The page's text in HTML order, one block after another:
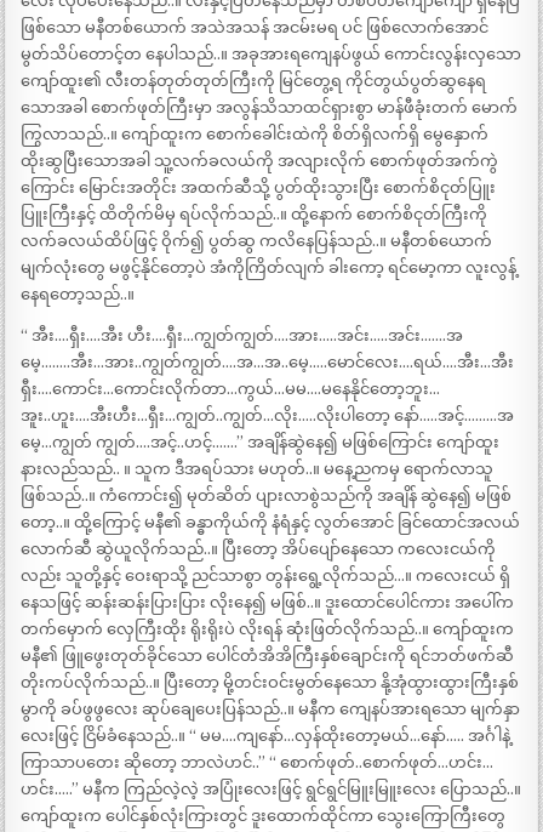
ဖြစ်သော မနီတစ်ယောက် အသဲအသန် အငမ်းမရ ပင် ဖြစ်လောက်အောင်
မွတ်သိပ်တောင့်တ နေပါသည်..။ အခုအားရကျေနပ်ဖွယ် ကောင်းလွန်းလှသော
ကျော်ထူး၏ လီးတန်တုတ်တုတ်ကြီးကို မြင်တွေ့ရ ကိုင်တွယ်ပွတ်ဆွနေရ
သောအခါ စောက်ဖုတ်ကြီးမှာ အလွန်သိသာထင်ရှားစွာ မာန်ဖီခုံးတက် မောက်
ကြွလာသည်..။ ကျော်ထူးက စောက်ခေါင်းထဲကို စိတ်ရှိလက်ရှိ မွေနှောက်
ထိုးဆွပြီးသောအခါ သူ့လက်ခလယ်ကို အလျားလိုက် စောက်ဖုတ်အက်ကွဲ
ကြောင်း မြောင်းအတိုင်း အထက်ဆီသို့ ပွတ်ထိုးသွားပြီး စောက်စိငုတ်ပြူး
ပြူးကြီးနှင့် ထိတိုက်မိမှ ရပ်လိုက်သည်..။ ထို့နောက် စောက်စိငုတ်ကြီးကို
လက်ခလယ်ထိပ်ဖြင့် ဝိုက်၍ ပွတ်ဆွ ကလိနေပြန်သည်..။ မနီတစ်ယောက်
မျက်လုံးတွေ မဖွင့်နိုင်တော့ပဲ အံကိုကြိတ်လျက် ခါးကော့ ရင်မော့ကာ လူးလွန့်
နေရတော့သည်..။
“ အီး….ရှီး….အီး ဟီး….ရှီး…ကျွတ်ကျွတ်….အား…..အင်း…..အင်း…….အ
မေ့……..အီး…အား..ကျွတ်ကျွတ်….အ…အ..မေ့…..မောင်လေး….ရယ်….အီး…အီး
ရှီး….ကောင်း…ကောင်းလိုက်တာ…ကွယ်…မမ….မနေနိုင်တော့ဘူး…
အူး..ဟူး….အီးဟီး…ရှီး…ကျွတ်..ကျွတ်…လိုး…..လိုးပါတော့ နော်…..အင့်………အ
မေ့…ကျွတ် ကျွတ်….အင့်..ဟင့်…….” အချိန်ဆွဲနေ၍ မဖြစ်ကြောင်း ကျော်ထူး
နားလည်သည်.. ။ သူက ဒီအရပ်သား မဟုတ်..။ မနေ့ညကမှ ရောက်လာသူ
ဖြစ်သည်..။ ကံကောင်း၍ မုတ်ဆိတ် ပျားလာစွဲသည်ကို အချိန် ဆွဲနေ၍ မဖြစ်
တော့..။ ထို့ကြောင့် မနီ၏ ခန္ဓာကိုယ်ကို နံရံနှင့် လွတ်အောင် ခြင်ထောင်အလယ်
လောက်ဆီ ဆွဲယူလိုက်သည်..။ ပြီးတော့ အိပ်ပျော်နေသော ကလေးငယ်ကို
လည်း သူတို့နှင့် ဝေးရာသို့ ညင်သာစွာ တွန်းရွေ့လိုက်သည်…။ ကလေးငယ် ရှိ
နေသဖြင့် ဆန်းဆန်းပြားပြား လိုးနေ၍ မဖြစ်..။ ဒူးထောင်ပေါင်ကား အပေါ်က
တက်မှောက် လှေကြီးထိုး ရိုးရိုးပဲ လိုးရန် ဆုံးဖြတ်လိုက်သည်..။ ကျော်ထူးက
မနီ၏ ဖြူဖွေးတုတ်ခိုင်သော ပေါင်တံအိအိကြီးနှစ်ချောင်းကို ရင်ဘတ်ဖက်ဆီ
တိုးကပ်လိုက်သည်..။ ပြီးတော့ မို့တင်းဝင်းမွတ်နေသော နို့အုံထွားထွားကြီးနှစ်
မွာကို ခပ်ဖွဖွလေး ဆုပ်ချေပေးပြန်သည်..။ မနီက ကျေနပ်အားရသော မျက်နှာ
လေးဖြင့် ငြိမ်ခံနေသည်..။ “ မမ….ကျနော်…လှန်ထိုးတော့မယ်…နော်….. အင်္ဂါနဲ့
ကြာသာပတေး ဆိုတော့ ဘာလဲဟင်..” “ စောက်ဖုတ်..စောက်ဖုတ်…ဟင်း…
ဟင်း…..” မနီက ကြည်လဲ့လဲ့ အပြုံးလေးဖြင့် ရွင်ရွင်မြူးမြူးလေး ပြောသည်..။
ကျော်ထူးက ပေါင်နှစ်လုံးကြားတွင် ဒူးထောက်ထိုင်ကာ သွေးကြောကြီးတွေ